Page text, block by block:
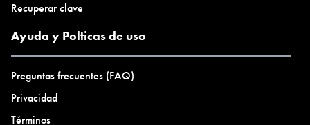
Recuperar clave
Ayuda y Polticas de uso
Preguntas frecuentes (FAQ)
Privacidad
Términos